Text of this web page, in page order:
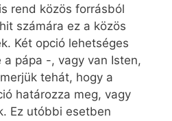
rend közös forrásból
számára ez a közös
Két opció lehetséges
a pápa -, vagy van Isten,
tehát, hogy a
határozza meg, vagy
Ez utóbbi esetben